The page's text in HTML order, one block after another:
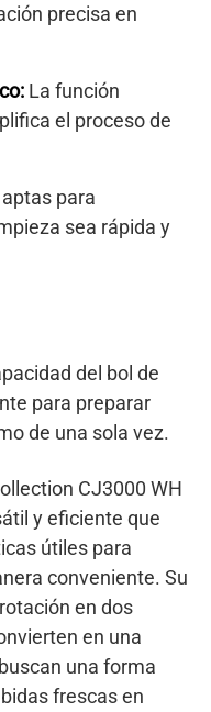
precisa en
La función
el proceso de
para
sea rápida y
del bol de
para preparar
de una sola vez.
CJ3000 WH
y eficiente que
útiles para
conveniente. Su
en dos
en una
una forma
frescas en